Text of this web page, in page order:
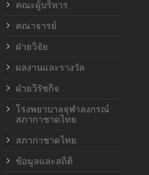
คณะผู้บริหาร
คณาจารย์
ฝ่ายวิจัย
ผลงานและรางวัล
ฝ่ายวิรัชกิจ
โรงพยาบาลจุฬาลงกรณ์
สภากาชาดไทย
สภากาชาดไทย
ข้อมูลและสถิติ